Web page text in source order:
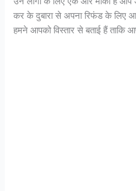
कर के दुबारा से अपना रिफंड के लिए
हमने आपको विस्तार से बताई हैं